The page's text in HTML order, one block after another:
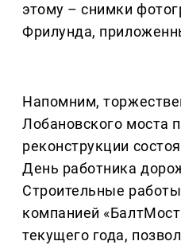
этому – снимки
Фрилунда,
Напомним,
Лобановского моста
реконструкции
День работника
Строительные
компанией
текущего года,